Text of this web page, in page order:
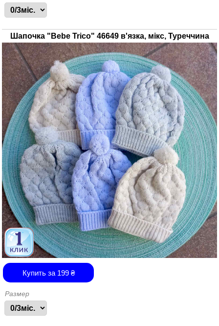
Шапочка "Bebe Trico" 46649 в'язка, мікс, Туреччина
Купить за 199₴
Размер